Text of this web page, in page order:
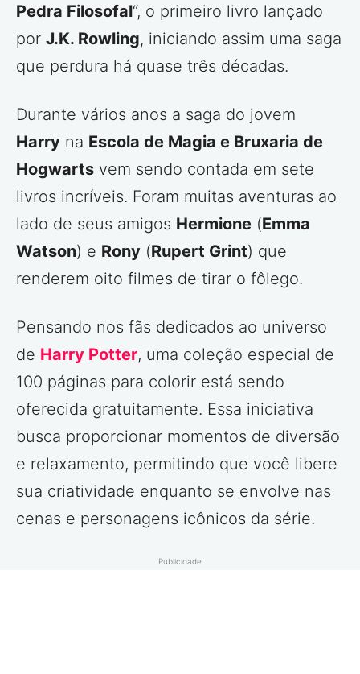
Pedra Filosofal“, o primeiro livro lançado
por J.K. Rowling, iniciando assim uma saga
que perdura há quase três décadas.
Durante vários anos a saga do jovem
Harry na Escola de Magia e Bruxaria de
Hogwarts vem sendo contada em sete
livros incríveis. Foram muitas aventuras ao
lado de seus amigos Hermione (Emma
Watson) e Rony (Rupert Grint) que
renderem oito filmes de tirar o fôlego.
Pensando nos fãs dedicados ao universo
de Harry Potter, uma coleção especial de
100 páginas para colorir está sendo
oferecida gratuitamente. Essa iniciativa
busca proporcionar momentos de diversão
e relaxamento, permitindo que você libere
sua criatividade enquanto se envolve nas
cenas e personagens icônicos da série.
Publicidade